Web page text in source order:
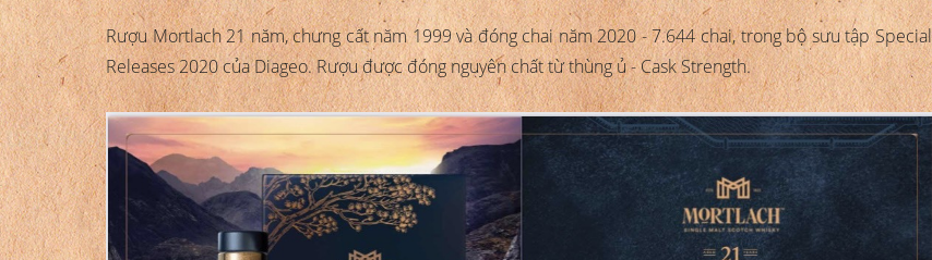
Rượu Mortlach 21 năm, chưng cất năm 1999 và đóng chai năm 2020 - 7.644 chai, trong bộ sưu tập Special
Releases 2020 của Diageo. Rượu được đóng nguyên chất từ thùng ủ - Cask Strength.